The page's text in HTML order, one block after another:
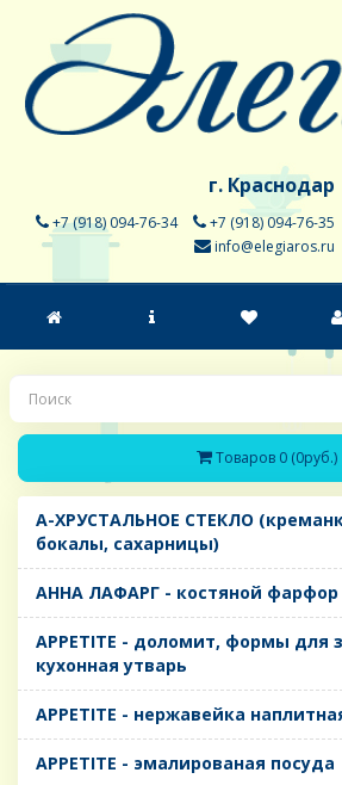
г. Краснодар
+7 (918) 094-76-34 +7 (918) 094-76-35
info@elegiaros.ru
Товаров 0 (0руб.)
A-ХРУСТАЛЬНОЕ СТЕКЛО
бокалы, сахарницы)
AHHA ЛАФАРГ - костяной фарфор
APPETITE - доломит, формы для
кухонная утварь
APPETITE - нержавейка
APPETITE - эмалированая посуда